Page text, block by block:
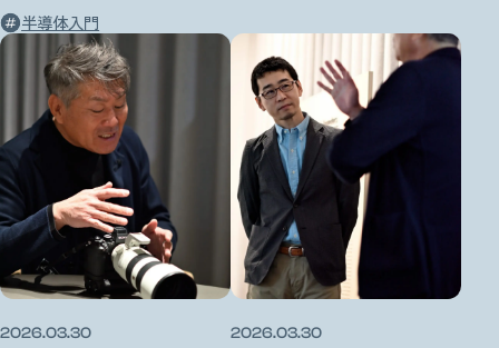
半導体入門
2026.03.30 2026.03.30